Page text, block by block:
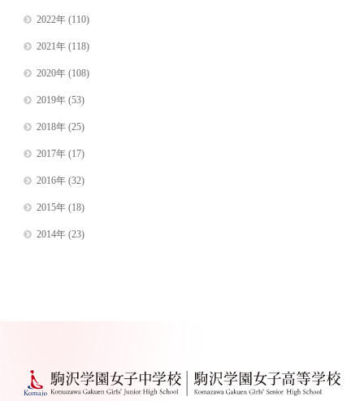
2022年(110)
2021年(118)
2020年(108)
2019年(53)
2018年(25)
2017年(17)
2016年(32)
2015年(18)
2014年(23)